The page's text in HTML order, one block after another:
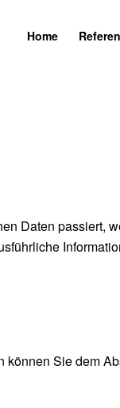
Home
Daten passiert,
Sie dem